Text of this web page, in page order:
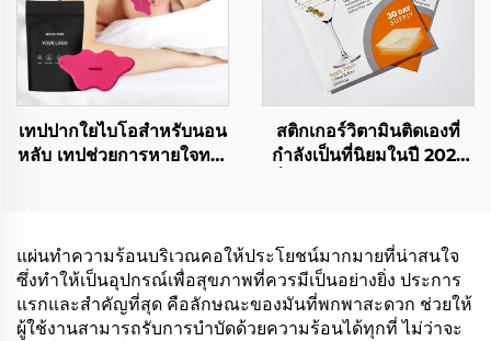
เทปปากใยไบโอสำหรับนอน
หลับ เทปช่วยการหายใจทาง
สติกเกอร์วิตามินติดเองที่
กำลังเป็นที่นิยมในปี 2022
แผ่นทำความร้อนบริเวณคอให้ประโยชน์มากมายที่น่าสนใจ
ซึ่งทำให้เป็นอุปกรณ์เพื่อสุขภาพที่ควรมีเป็นอย่างยิ่ง ประการ
แรกและสำคัญที่สุด คือลักษณะของมันที่พกพาสะดวก ช่วยให้
ผู้ใช้งานสามารถรับการบำบัดด้วยความร้อนได้ทุกที่ ไม่ว่าจะ